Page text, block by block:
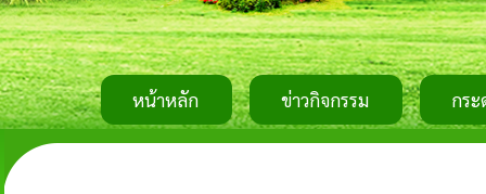
หน้าหลัก ข่าวกิจกรรม กร